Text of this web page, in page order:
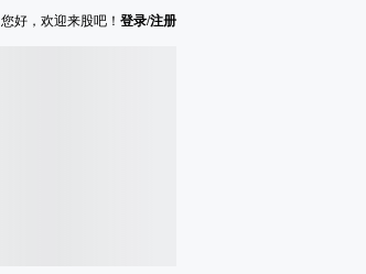
您好，欢迎来股吧！ 登录/注册